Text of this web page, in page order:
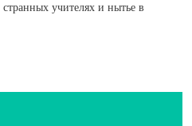
учителях и нытье в